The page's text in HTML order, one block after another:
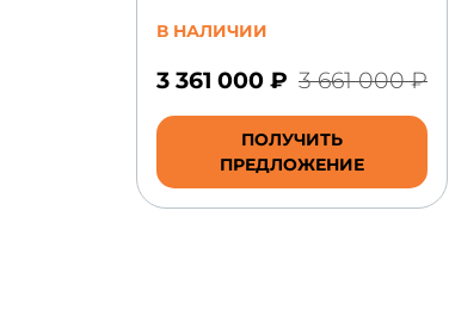
В НАЛИЧИИ
3 361 000 ₽ 3 661 000 ₽
ПОЛУЧИТЬ
ПРЕДЛОЖЕНИЕ